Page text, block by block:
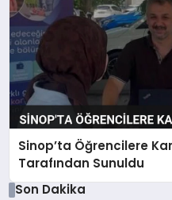
Sinop’ta Öğrencilere
Tarafından Sunuldu
Son Dakika